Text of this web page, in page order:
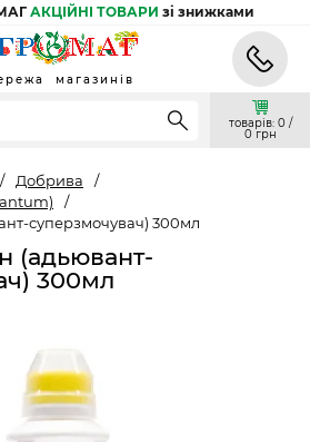
АКЦІЙНІ ТОВАРИ зі знижками
магазинів
товарів: 0 /
0 грн
/ Добрива
/
/
суперзмочувач) 300мл
(адьювант-
300мл